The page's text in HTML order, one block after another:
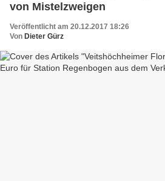
von Mistelzweigen
Veröffentlicht am 20.12.2017 18:26
Von Dieter Gürz